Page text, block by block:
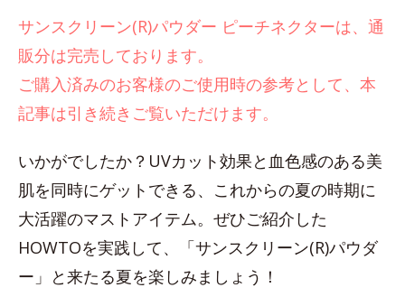
サンスクリーン(R)パウダー ピーチネクターは、通
販分は完売しております。
ご購入済みのお客様のご使用時の参考として、本
記事は引き続きご覧いただけます。
いかがでしたか？UVカット効果と血色感のある美
肌を同時にゲットできる、これからの夏の時期に
大活躍のマストアイテム。ぜひご紹介した
HOWTOを実践して、「サンスクリーン(R)パウダ
ー」と来たる夏を楽しみましょう！